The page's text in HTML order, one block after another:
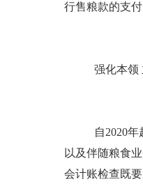
行售粮款的支付
强化本领
自2020
以及伴随粮食
会计账检查既